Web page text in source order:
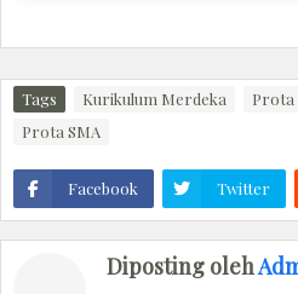
Tags Kurikulum Merdeka Prota
Prota SMA
Facebook Twitter
Diposting oleh